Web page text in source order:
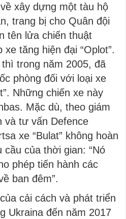
xây dựng một tàu hộ
trang bị cho Quân đội
tên lửa chiến thuật
xe tăng hiện đại “Oplot”.
thì trong năm 2005, đã
phòng đối với loại xe
Những chiến xe này
Mặc dù, theo giám
và tư vấn Defence
xe “Bulat” không hoàn
của thời gian: “Nó
phép tiến hành các
ban đêm”.
cải cách và phát triển
Ukraina đến năm 2017